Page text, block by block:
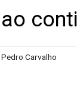
Pedro Carvalho